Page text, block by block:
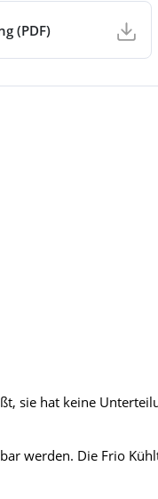
(PDF)
sie hat keine
werden. Die Frio